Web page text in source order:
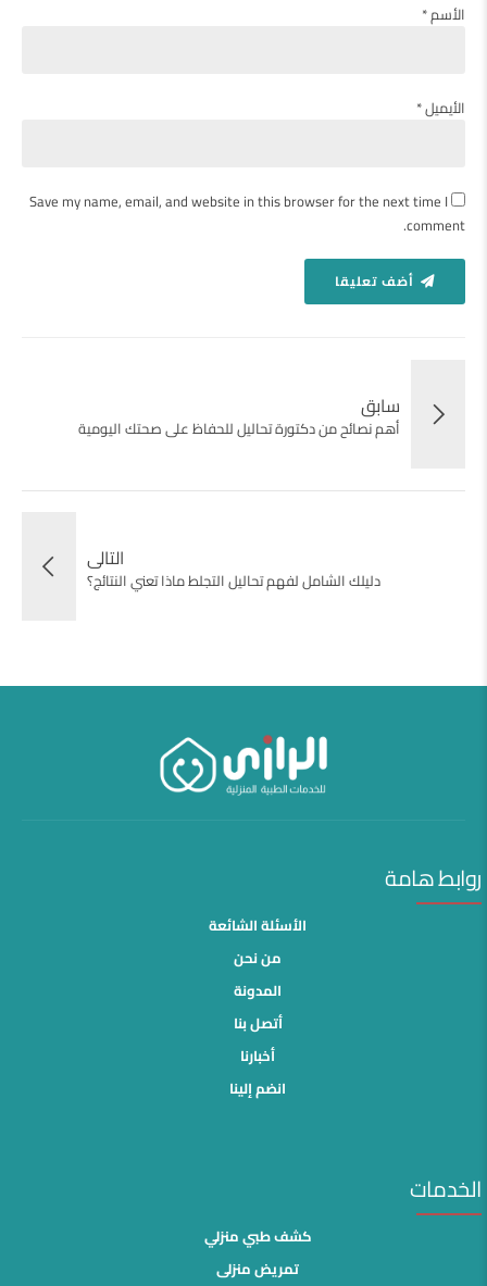
الأسم *
الأيميل *
Save my name, email, and website in this browser for the next time I
comment.
أضف تعليقا
سابق
أهم نصائح من دكتورة تحاليل للحفاظ على صحتك اليومية
التالى
دليلك الشامل لفهم تحاليل التجلط ماذا تعني النتائج؟
روابط هامة
الأسئلة الشائعة
من نحن
المدونة
أتصل بنا
أخبارنا
انضم إلينا
الخدمات
كشف طبي منزلي
تمريض منزلى